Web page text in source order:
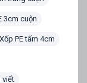
3cm cuộn
Xốp PE tấm 4cm
viết